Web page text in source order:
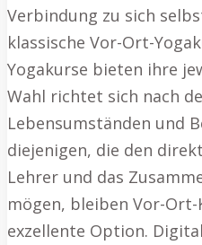
Verbindung zu sich
klassische Vor-Ort-
Yogakurse bieten ihre
Wahl richtet sich nach
Lebensumständen und
diejenigen, die den
Lehrer und das
mögen, bleiben Vor-
exzellente Option.